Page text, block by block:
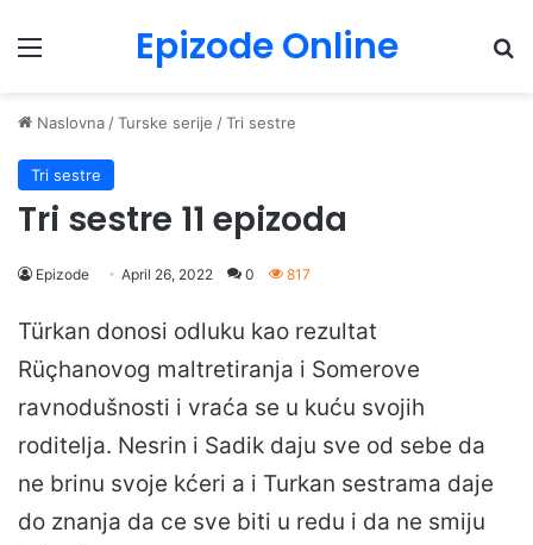
Menu Epizode Online
Naslovna /Turske serije /Tri sestre
Tri sestre
Tri sestre 11 epizoda
Epizode April 26, 2022 0 817
Türkan donosi odluku kao rezultat
Rüçhanovog maltretiranja i Somerove
ravnodušnosti i vraća se u kuću svojih
roditelja. Nesrin i Sadik daju sve od sebe da
ne brinu svoje kćeri a i Turkan sestrama daje
do znanja da ce sve biti u redu i da ne smiju